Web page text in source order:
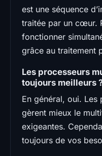
est une séquence
traitée par un cœur.
fonctionner
grâce au traitement
Les processeurs
toujours meilleurs
En général, oui.
gèrent mieux le
exigeantes.
toujours de vos